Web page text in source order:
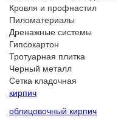
Кровля и профнастил
Пиломатериалы
Дренажные системы
Гипсокартон
Тротуарная плитка
Черный металл
Сетка кладочная
кирпич
облицовочный кирпич